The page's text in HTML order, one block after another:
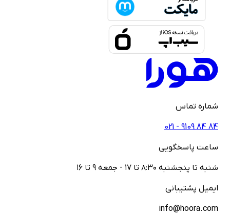
تماس
021 - ‎9109‎ ‎84‎
پاسخگویی
تا پنجشنبه ۸:۳۰ تا ۱۷ - جمعه ۹ تا ۱۶
پشتیبانی